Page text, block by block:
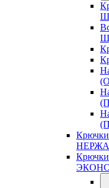
Крючки
Крючки